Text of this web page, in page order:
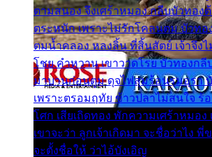
ตามสนอง จึงเศร้าหมอง กลีบบัวทอง
ตระหนัก เพราะไม่รักโคลนตม บัวทอ
ตมน้ำคลอง หลงลิ้น ที่สิ้นสัตย์ เจ้าจึง
โชย คำหวาน เขาวาดโรย บัวทองกลี
มาบานก่อนตูม ดุจไฟสุมร้อนรุมอุรา
เพราะตรอมฤทัย ข้าวปลาไม่สนใจ ร้
โศก เสียเถิดทอง พักความเศร้าหมอง
เขาจะว่า ลูกเจ้าเกิดมา จะชื่อว่าไง พี่
จะตั้งชื่อให้ ว่าไอ้บังเอิญ